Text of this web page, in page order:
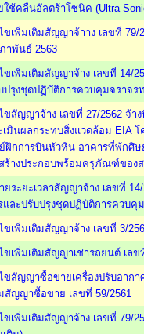
ใช้คลื่นอัลตร้าโซนิค (Ultra
ขเพิ่มเติมสัญญาจ้าาง เลขที่ 79/
าพันธ์ 2563
ขเพิ่มเติมสัญญาจ้าง เลขที่ 14/
ปรุงชุดปฏิบัติการควบคุมจราจร
ขสัญญาจ้าง เลขที่ 27/2562 จ้า
เมินผลกระทบสิ่งแวดล้อม EIA โ
ฝึกการบินหัวหิน อาคารที่พักศิษ
ร้างประกอบพร้อมครุภัณฑ์ของ
ยระยะเวลาสัญญาจ้าง เลขที่
และปรับปรุงชุดปฏิบัติการควบคุ
ขเพิ่มเติมสัญญาจ้าง เลขที่ 3/
ขเพิ่มเติมสัญญาเช่ารถยนต์ เลข
ขสัญญาซื้อขายเครื่องปรับอาก
สัญญาซื้อขาย เลขที่ 59/2561
ขเพิ่มเติมสัญญาจ้าง เลขที่ 79/